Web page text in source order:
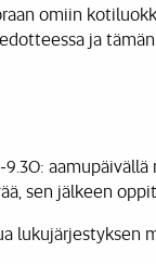
omiin
ja
9.30:
sen jälkeen
lukujärjestyksen